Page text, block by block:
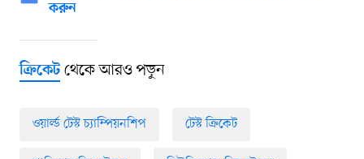
করুন
ক্রিকেটথেকে আরও পড়ুন
ওয়ার্ল্ড টেস্ট চ্যাম্পিয়নশিপ টেস্ট ক্রিকেট